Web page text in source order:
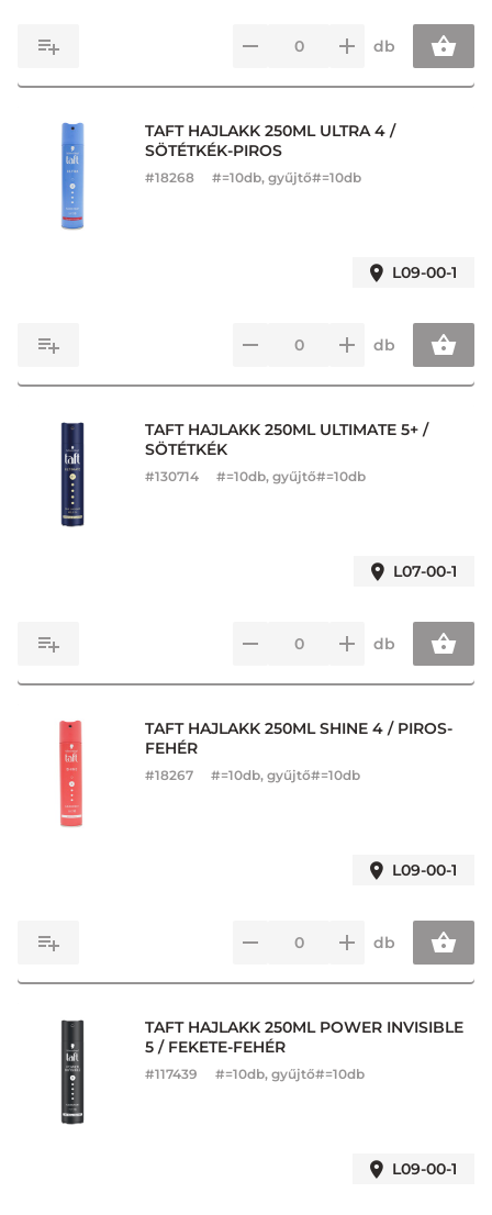
db
TAFT HAJLAKK 250ML ULTRA 4 /
SÖTÉTKÉK-PIROS
#18268 #=10db, gyűjtő#=10db
L09-00-1
db
TAFT HAJLAKK 250ML ULTIMATE 5+ /
SÖTÉTKÉK
#130714 #=10db, gyűjtő#=10db
L07-00-1
db
TAFT HAJLAKK 250ML SHINE 4 / PIROS-
FEHÉR
#18267 #=10db, gyűjtő#=10db
L09-00-1
db
TAFT HAJLAKK 250ML POWER INVISIBLE
5 / FEKETE-FEHÉR
#117439 #=10db, gyűjtő#=10db
L09-00-1